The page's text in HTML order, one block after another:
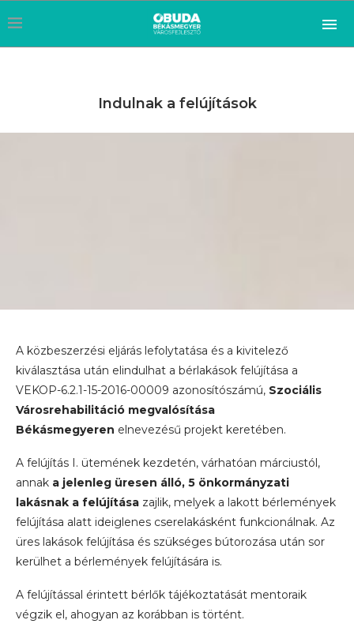
Indulnak a felújítások
A közbeszerzési eljárás lefolytatása és a kivitelező
kiválasztása után elindulhat a bérlakások felújítása a
VEKOP-6.2.1-15-2016-00009 azonosítószámú, Szociális
Városrehabilitáció megvalósítása
Békásmegyeren elnevezésű projekt keretében.
A felújítás I. ütemének kezdetén, várhatóan márciustól,
annak a jelenleg üresen álló, 5 önkormányzati
lakásnak a felújítása zajlik, melyek a lakott bérlemények
felújítása alatt ideiglenes cserelakásként funkcionálnak. Az
üres lakások felújítása és szükséges bútorozása után sor
kerülhet a bérlemények felújítására is.
A felújítással érintett bérlők tájékoztatását mentoraik
végzik el, ahogyan az korábban is történt.